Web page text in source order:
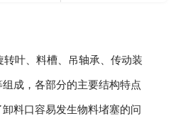
叶、料槽、吊轴承、传动装
成，各部分的主要结构特点
料口容易发生物料堵塞的问